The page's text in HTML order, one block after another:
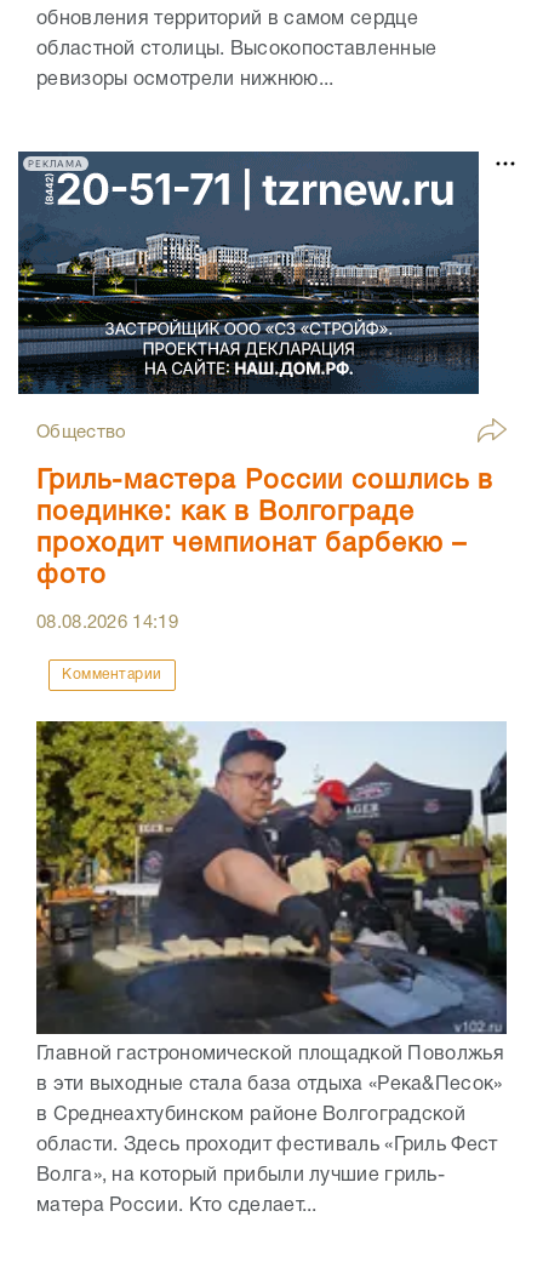
обновления территорий в самом сердце
областной столицы. Высокопоставленные
ревизоры осмотрели нижнюю...
РЕКЛАМА
Общество
Гриль-мастера России сошлись в
поединке: как в Волгограде
проходит чемпионат барбекю –
фото
08.08.2026 14:19
Комментарии
Главной гастрономической площадкой Поволжья
в эти выходные стала база отдыха «Река&Песок»
в Среднеахтубинском районе Волгоградской
области. Здесь проходит фестиваль «Гриль Фест
Волга», на который прибыли лучшие гриль-
матера России. Кто сделает...